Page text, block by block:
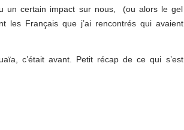
un certain impact sur nous, (ou alors le gel
les Français que j’ai rencontrés qui avaient
c’était avant. Petit récap de ce qui s’est